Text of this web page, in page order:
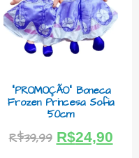
“PROMOÇÃO” Boneca
Frozen Princesa Sofia
50cm
R$39,99 R$24,90